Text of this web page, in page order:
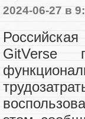
2024-06-27 в
GitVerse